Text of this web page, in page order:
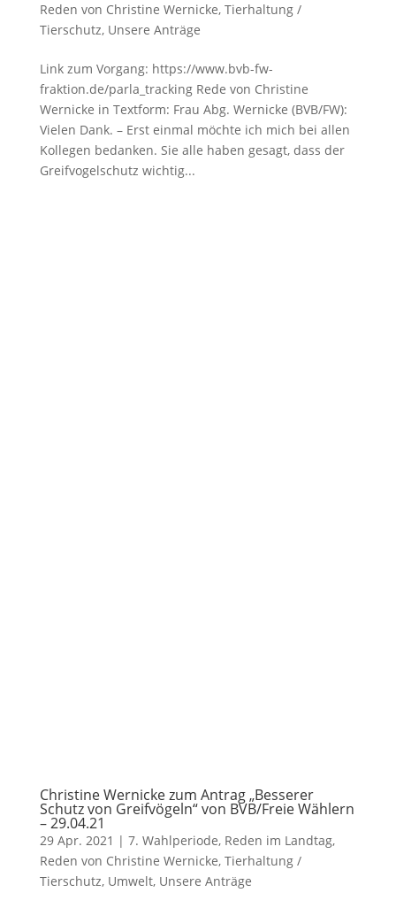
Reden von Christine Wernicke, Tierhaltung /
Tierschutz, Unsere Anträge
Link zum Vorgang: https://www.bvb-fw-
fraktion.de/parla_tracking Rede von Christine
Wernicke in Textform: Frau Abg. Wernicke (BVB/FW):
Vielen Dank. – Erst einmal möchte ich mich bei allen
Kollegen bedanken. Sie alle haben gesagt, dass der
Greifvogelschutz wichtig...
Christine Wernicke zum Antrag „Besserer
Schutz von Greifvögeln“ von BVB/Freie Wählern
– 29.04.21
29 Apr. 2021 | 7. Wahlperiode, Reden im Landtag,
Reden von Christine Wernicke, Tierhaltung /
Tierschutz, Umwelt, Unsere Anträge